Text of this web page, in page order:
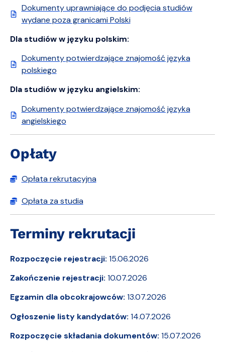
Dokumenty uprawniające do podjęcia studiów
wydane poza granicami Polski
Dla studiów w języku polskim:
Dokumenty potwierdzające znajomość języka
polskiego
Dla studiów w języku angielskim:
Dokumenty potwierdzające znajomość języka
angielskiego
Opłaty
Opłata rekrutacyjna
Opłata za studia
Terminy rekrutacji
Rozpoczęcie rejestracji: 15.06.2026
Zakończenie rejestracji: 10.07.2026
Egzamin dla obcokrajowców: 13.07.2026
Ogłoszenie listy kandydatów: 14.07.2026
Rozpoczęcie składania dokumentów: 15.07.2026